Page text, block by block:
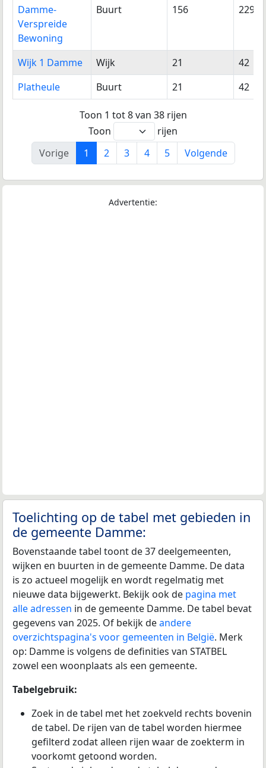
Damme-
Verspreide
Bewoning
Buurt 156 229
Wijk 1 Damme Wijk 21
42
Platheule
Buurt 21 42
Toon 1 tot 8 van 38 rijen
Toon
rijen
Vorige
1 2 3 4 5 Volgende
Advertentie:
Toelichting op de tabel met gebieden in
de gemeente Damme:
Bovenstaande tabel toont de 37 deelgemeenten,
wijken en buurten in de gemeente Damme. De data
is zo actueel mogelijk en wordt regelmatig met
nieuwe data bijgewerkt. Bekijk ook de pagina met
alle adressen in de gemeente Damme. De tabel bevat
gegevens van 2025. Of bekijk deandere
overzichtspagina's voor gemeenten in België. Merk
op: Damme is volgens de definities van STATBEL
zowel een woonplaats als een gemeente.
Tabelgebruik:
Zoek in de tabel met het zoekveld rechts bovenin
de tabel. De rijen van de tabel worden hiermee
gefilterd zodat alleen rijen waar de zoekterm in
voorkomt getoond worden.